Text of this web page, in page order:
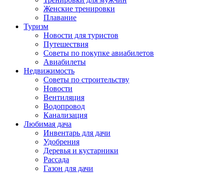
Женские тренировки
Плавание
Туризм
Новости для туристов
Путешествия
Советы по покупке авиабилетов
Авиабилеты
Недвижимость
Советы по строительству
Новости
Вентиляция
Водопровод
Канализация
Любимая дача
Инвентарь для дачи
Удобрения
Деревья и кустарники
Рассада
Газон для дачи